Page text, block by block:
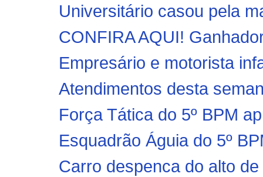
Universitário casou pela
CONFIRA AQUI!
Empresário e motorista
Atendimentos desta
Força Tática do 5º BPM
Esquadrão Águia do 5º
Carro despenca do alto